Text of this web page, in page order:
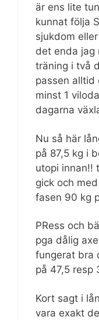
är ens lite
kunnat följa
sjukdom
det enda jag
träning i två
passen alltid
minst 1
dagarna
Nu så här
på 87,5 kg i
utopi innan!!
gick och
fasen 90 kg
PRess och
pga dålig
fungerat bra
på 47,5 resp
Kort sagt i
vara exakt